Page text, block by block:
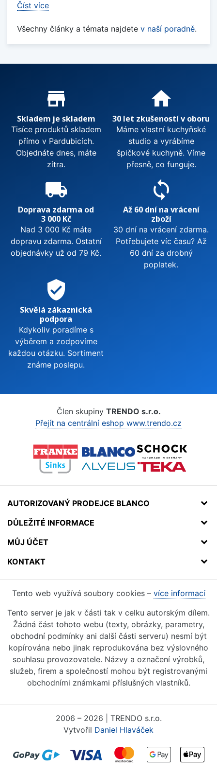
Číst více
Všechny články a témata najdete v naší poradně.
Proč nakupovat u nás?
store_mall_directory
Skladem je skladem
Tisíce produktů skladem
přímo v Pardubicích.
Objednáte dnes, máte
zítra.
home
30 let zkušeností v oboru
Máme vlastní kuchyňské
studio a vyrábíme
špičkové kuchyně. Víme
přesně, co funguje.
local_shipping
Doprava zdarma od
3 000 Kč
Nad 3 000 Kč máte
dopravu zdarma. Ostatní
objednávky už od 79 Kč.
sync
Až 60 dní na vrácení
zboží
30 dní na vrácení zdarma.
Potřebujete víc času? Až
60 dní za drobný
poplatek.
verified_user
Skvělá zákaznická
podpora
Kdykoliv poradíme s
výběrem a zodpovíme
každou otázku. Sortiment
známe poslepu.
Člen skupiny TRENDO s.r.o.
Přejít na centrální eshop www.trendo.cz
AUTORIZOVANÝ PRODEJCE BLANCO
DŮLEŽITÉ INFORMACE
MŮJ ÚČET
KONTAKT
Tento web využívá soubory cookies – více informací
Tento server je jak v části tak v celku autorským dílem.
Žádná část tohoto webu (texty, obrázky, parametry,
obchodní podmínky ani další části serveru) nesmí být
kopírována nebo jinak reprodukována bez výslovného
souhlasu provozovatele. Názvy a označení výrobků,
služeb, firem a společností mohou být registrovanými
obchodními známkami příslušných vlastníků.
2006 – 2026 | TRENDO s.r.o.
Vytvořil Daniel Hlaváček